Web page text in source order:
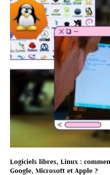
Logiciels libres, Linux :
Google, Microsoft et Apple ?